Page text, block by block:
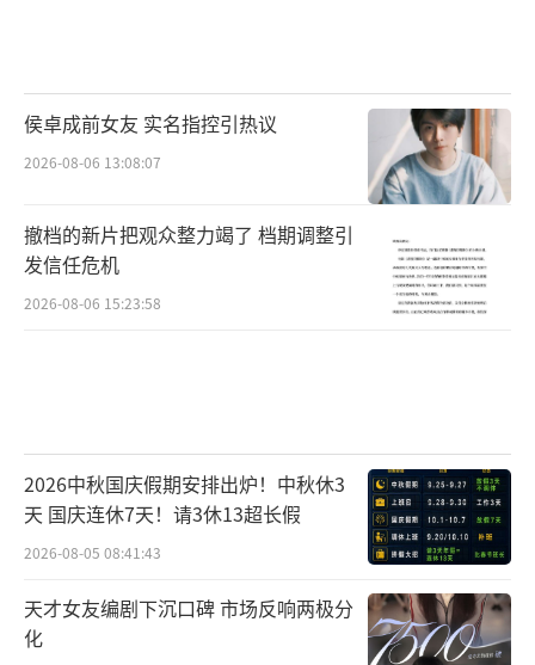
侯卓成前女友 实名指控引热议
2026-08-06 13:08:07
撤档的新片把观众整力竭了 档期调整引
发信任危机
2026-08-06 15:23:58
2026中秋国庆假期安排出炉！中秋休3
天 国庆连休7天！请3休13超长假
2026-08-05 08:41:43
天才女友编剧下沉口碑 市场反响两极分
化